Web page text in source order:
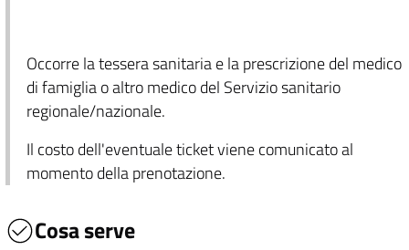
Occorre la tessera sanitaria e la prescrizione del medico
di famiglia o altro medico del Servizio sanitario
regionale/nazionale.
Il costo dell'eventuale ticket viene comunicato al
momento della prenotazione.
Cosa serve